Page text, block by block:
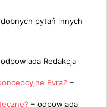
pytań innych
Redakcja
Evra? –
– odpowiada